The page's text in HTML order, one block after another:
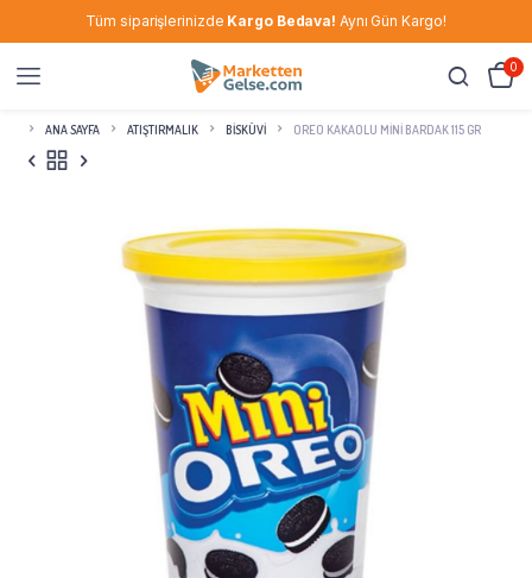
Tüm siparişlerinizde Kargo Bedava! Aynı Gün Kargo!
0
ANA SAYFA ATIŞTIRMALIK BISKÜVI OREO KAKAOLU MINI BARDAK 115 GR